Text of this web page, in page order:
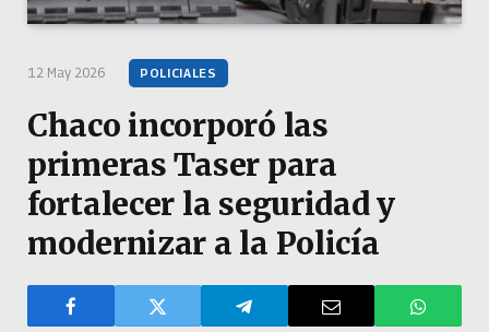
12 May 2026 POLICIALES
Chaco incorporó las
primeras Taser para
fortalecer la seguridad y
modernizar a la Policía